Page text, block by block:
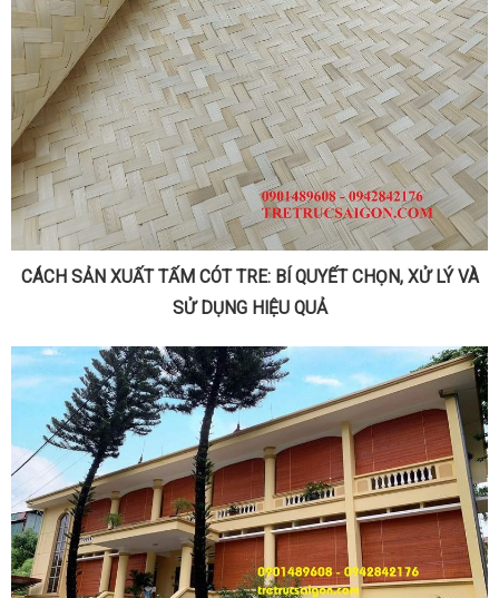
CÁCH SẢN XUẤT TẤM CÓT TRE: BÍ QUYẾT CHỌN, XỬ LÝ VÀ
SỬ DỤNG HIỆU QUẢ